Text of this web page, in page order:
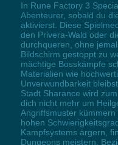
In Rune Factory 3
Abenteurer, sobald du
aktivierst. Diese
den Privera-Wald oder
durchqueren, ohne
Bildschirm gestoppt zu
mächtige Bosskämpfe
Materialien wie
Unverwundbarkeit
Stadt Sharance wird
dich nicht mehr um
Angriffsmuster
hohen
Kampfsystems ärgern,
Dungeons meistern,